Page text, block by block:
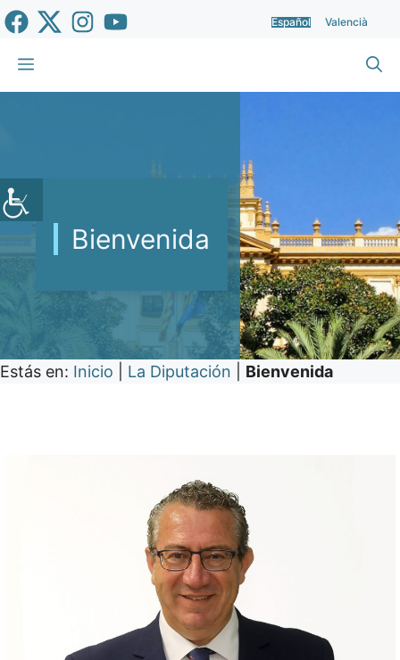
Saltar
al
contenido
Español Valencià
Menú
Bienvenida
Estás en: Inicio La Diputación Bienvenida